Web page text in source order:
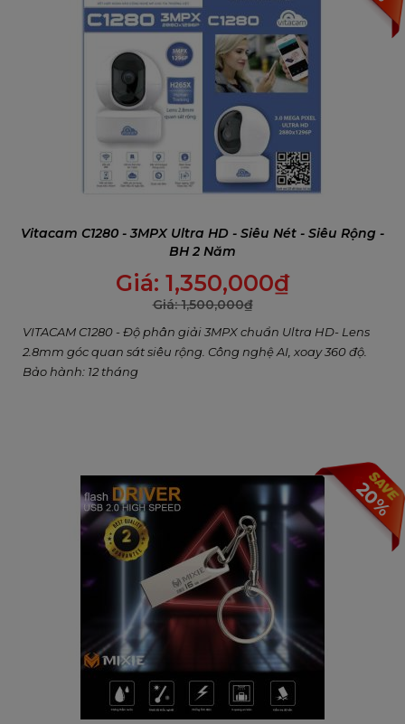
Vitacam C1280 - 3MPX Ultra HD - Siêu Nét - Siêu Rộng -
BH 2 Năm
Giá: 1,350,000₫
Giá:1,500,000₫
VITACAM C1280 - Độ phân giải 3MPX chuẩn Ultra HD- Lens
2.8mm góc quan sát siêu rộng. Công nghệ AI, xoay 360 độ.
Bảo hành: 12 tháng
20%